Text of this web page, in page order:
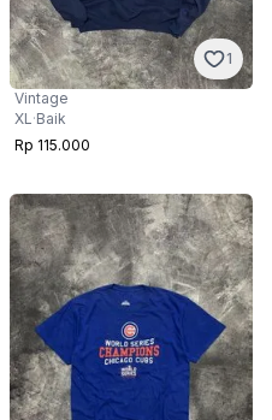
1
Vintage
XL·Baik
Rp 115.000